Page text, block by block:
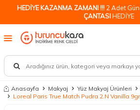
HEDİYE KAZANMA ZAMANI !!! 2 Adet
ÇANTASIHEDİYE
Anasayfa Makyaj Yüz Makyaj Ürünleri
Loreal Paris True Match Pudra 2.N Vanilla 9gr